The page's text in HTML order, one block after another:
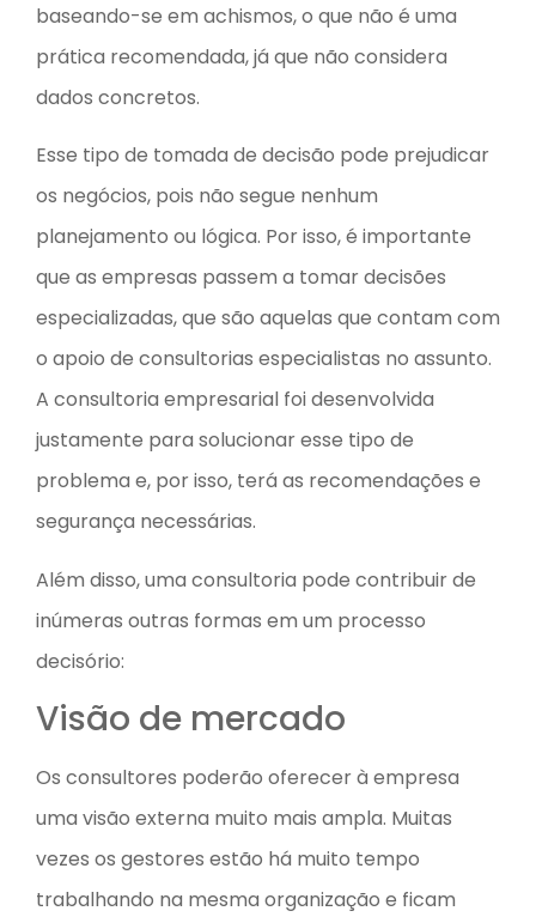
baseando-se em achismos, o que não é uma
prática recomendada, já que não considera
dados concretos.
Esse tipo de tomada de decisão pode prejudicar
os negócios, pois não segue nenhum
planejamento ou lógica. Por isso, é importante
que as empresas passem a tomar decisões
especializadas, que são aquelas que contam com
o apoio de consultorias especialistas no assunto.
A consultoria empresarial foi desenvolvida
justamente para solucionar esse tipo de
problema e, por isso, terá as recomendações e
segurança necessárias.
Além disso, uma consultoria pode contribuir de
inúmeras outras formas em um processo
decisório:
Visão de mercado
Os consultores poderão oferecer à empresa
uma visão externa muito mais ampla. Muitas
vezes os gestores estão há muito tempo
trabalhando na mesma organização e ficam